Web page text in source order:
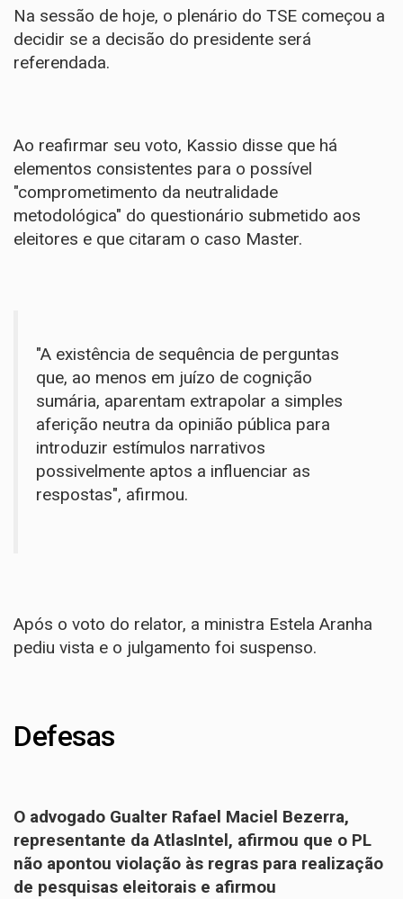
Na sessão de hoje, o plenário do TSE começou a
decidir se a decisão do presidente será
referendada.
Ao reafirmar seu voto, Kassio disse que há
elementos consistentes para o possível
"comprometimento da neutralidade
metodológica" do questionário submetido aos
eleitores e que citaram o caso Master.
"A existência de sequência de perguntas
que, ao menos em juízo de cognição
sumária, aparentam extrapolar a simples
aferição neutra da opinião pública para
introduzir estímulos narrativos
possivelmente aptos a influenciar as
respostas", afirmou.
Após o voto do relator, a ministra Estela Aranha
pediu vista e o julgamento foi suspenso.
Defesas
O advogado Gualter Rafael Maciel Bezerra,
representante da AtlasIntel, afirmou que o PL
não apontou violação às regras para realização
de pesquisas eleitorais e afirmou